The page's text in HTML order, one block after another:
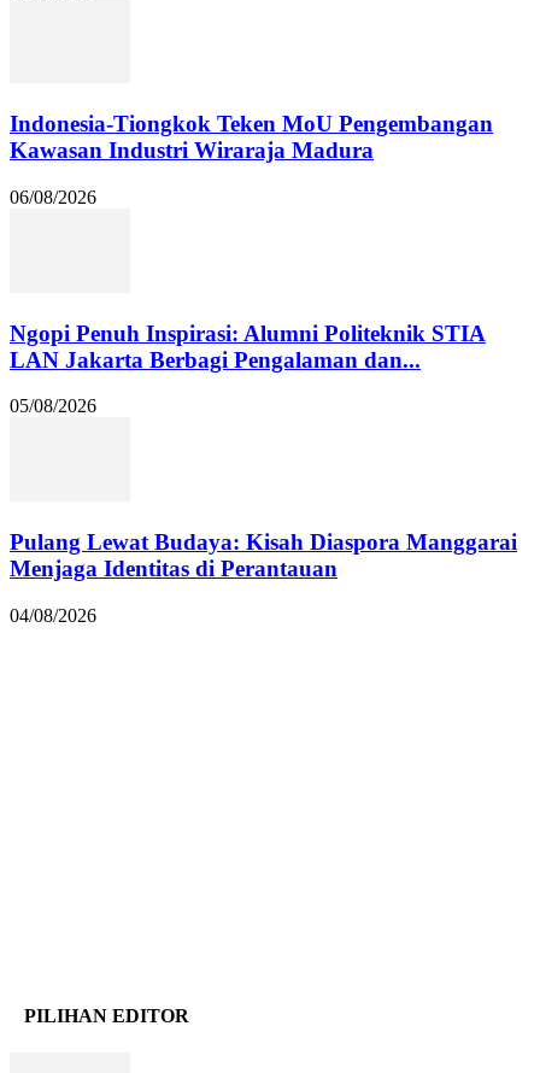
Indonesia-Tiongkok Teken MoU Pengembangan
Kawasan Industri Wiraraja Madura
06/08/2026
Ngopi Penuh Inspirasi: Alumni Politeknik STIA
LAN Jakarta Berbagi Pengalaman dan...
05/08/2026
Pulang Lewat Budaya: Kisah Diaspora Manggarai
Menjaga Identitas di Perantauan
04/08/2026
PILIHAN EDITOR